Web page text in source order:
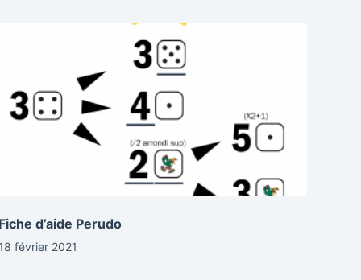
Fiche d’aide Perudo
18 février 2021